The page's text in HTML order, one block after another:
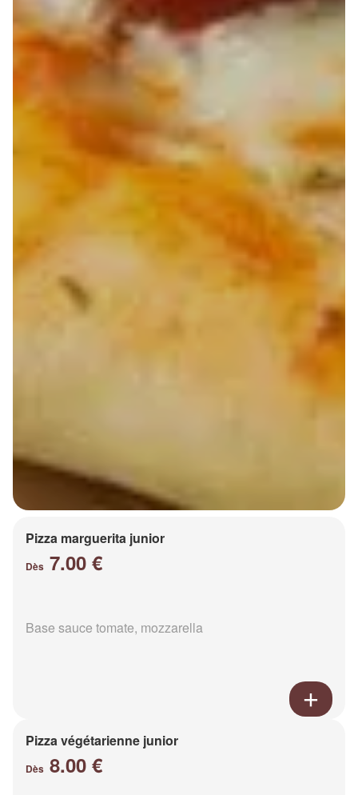
Pizza marguerita junior
Dès 7.00 €
Base sauce tomate, mozzarella
Pizza végétarienne junior
Dès 8.00 €